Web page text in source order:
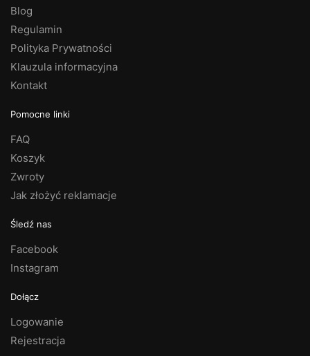
Blog
Regulamin
Polityka Prywatności
Klauzula informacyjna
Kontakt
Pomocne linki
FAQ
Koszyk
Zwroty
Jak złożyć reklamacje
Śledź nas
Facebook
Instagram
Dołącz
Logowanie
Rejestracja